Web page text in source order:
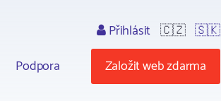
Podpora
Přihlásit 🇨🇿 🇸🇰
Založit web zdarma